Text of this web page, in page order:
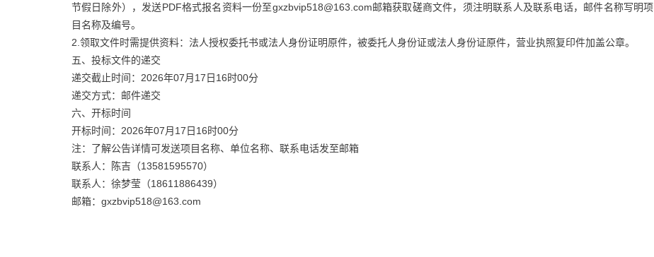
节假日除外），发送PDF格式报名资料一份至gxzbvip518@163.com邮箱获取磋商文件，须注明联系人及联系电话，邮件名称写明项
目名称及编号。
2.领取文件时需提供资料：法人授权委托书或法人身份证明原件，被委托人身份证或法人身份证原件，营业执照复印件加盖公章。
五、投标文件的递交
递交截止时间：2026年07月17日16时00分
递交方式：邮件递交
六、开标时间
开标时间：2026年07月17日16时00分
注：了解公告详情可发送项目名称、单位名称、联系电话发至邮箱
联系人：陈吉（13581595570）
联系人：徐梦莹（18611886439）
邮箱：gxzbvip518@163.com